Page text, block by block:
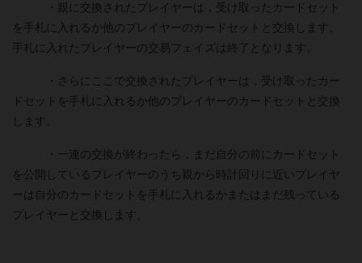
・親に交換されたプレイヤーは，受け取ったカードセット
を手札に入れるか他のプレイヤーのカードセットと交換します。
手札に入れたプレイヤーの交易フェイズは終了となります。
・さらにここで交換されたプレイヤーは，受け取ったカー
ドセットを手札に入れるか他のプレイヤーのカードセットと交換
します。
・一連の交換が終わったら，まだ自分の前にカードセット
を公開しているプレイヤーのうち親から時計回りに近いプレイヤ
ーは自分のカードセットを手札に入れるかまたはまだ残っている
プレイヤーと交換します。